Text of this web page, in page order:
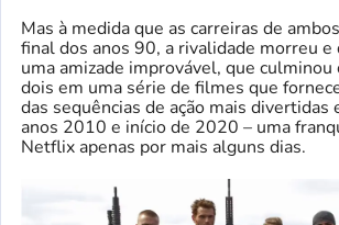
Mas à medida que as carreiras de
final dos anos 90, a rivalidade morreu e
uma amizade improvável, que culminou
dois em uma série de filmes que
das sequências de ação mais divertidas
anos 2010 e início de 2020 – uma
Netflix apenas por mais alguns dias.